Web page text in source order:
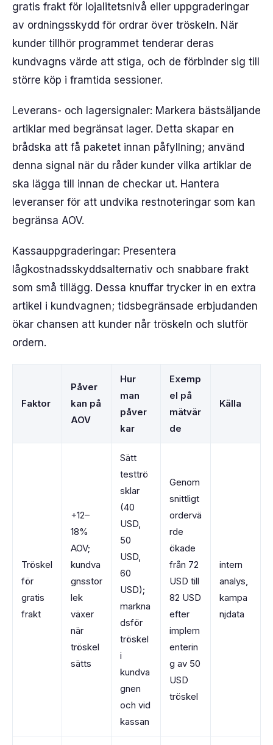
gratis frakt för lojalitetsnivå eller uppgraderingar
av ordningsskydd för ordrar över tröskeln. När
kunder tillhör programmet tenderar deras
kundvagns värde att stiga, och de förbinder sig till
större köp i framtida sessioner.
Leverans- och lagersignaler: Markera bästsäljande
artiklar med begränsat lager. Detta skapar en
brådska att få paketet innan påfyllning; använd
denna signal när du råder kunder vilka artiklar de
ska lägga till innan de checkar ut. Hantera
leveranser för att undvika restnoteringar som kan
begränsa AOV.
Kassauppgraderingar: Presentera
lågkostnadsskyddsalternativ och snabbare frakt
som små tillägg. Dessa knuffar trycker in en extra
artikel i kundvagnen; tidsbegränsade erbjudanden
ökar chansen att kunder når tröskeln och slutför
ordern.
Faktor
Påver
kan på
AOV
Hur
man
påver
kar
Exemp
el på
mätvär
de
Källa
Tröskel
för
gratis
frakt
+12–
18%
AOV;
kundva
gnsstor
lek
växer
när
tröskel
sätts
Sätt
testtrö
sklar
(40
USD,
50
USD,
60
USD);
markna
dsför
tröskel
i
kundva
gnen
och vid
kassan
Genom
snittligt
ordervä
rde
ökade
från 72
USD till
82 USD
efter
implem
enterin
g av 50
USD
tröskel
intern
analys,
kampa
njdata